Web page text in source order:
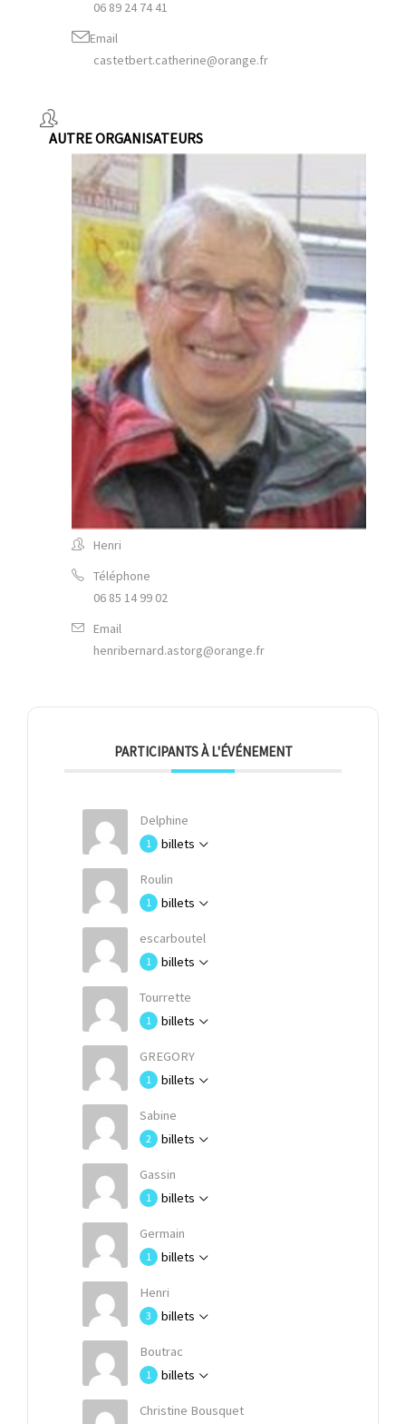
06 89 24 74 41
Email
castetbert.catherine@orange.fr
AUTRE ORGANISATEURS
Henri
Téléphone
06 85 14 99 02
Email
henribernard.astorg@orange.fr
PARTICIPANTS À L'ÉVÉNEMENT
Delphine
1 billets
Roulin
1 billets
escarboutel
1 billets
Tourrette
1 billets
GREGORY
1 billets
Sabine
2 billets
Gassin
1 billets
Germain
1 billets
Henri
3 billets
Boutrac
1 billets
Christine Bousquet